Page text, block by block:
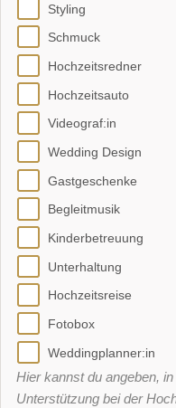
Styling
Schmuck
Hochzeitsredner
Hochzeitsauto
Videograf:in
Wedding Design
Gastgeschenke
Begleitmusik
Kinderbetreuung
Unterhaltung
Hochzeitsreise
Fotobox
Weddingplanner:in
Hier kannst du angeben,
Unterstützung bei der